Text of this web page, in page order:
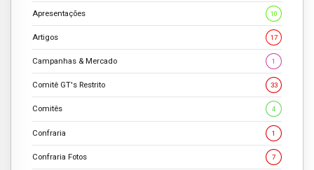
Apresentações 10
Artigos 17
Campanhas & Mercado 1
Comitê GT's Restrito 33
Comitês 4
Confraria 1
Confraria Fotos 7